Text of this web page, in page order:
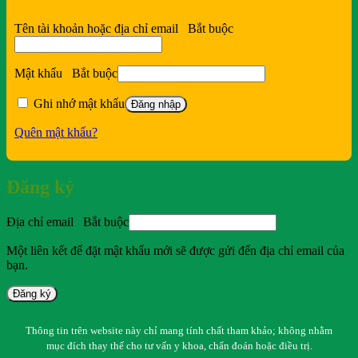
Tên tài khoản hoặc địa chỉ email Bắt buộc
Mật khẩu Bắt buộc
Ghi nhớ mật khẩu Đăng nhập
Quên mật khẩu?
Đăng ký
Địa chỉ email Bắt buộc
Một liên kết để đặt mật khẩu mới sẽ được gửi đến địa chỉ email của
bạn.
Đăng ký
Thông tin trên website này chỉ mang tính chất tham khảo; không nhằm
mục đích thay thế cho tư vấn y khoa, chẩn đoán hoặc điều trị.